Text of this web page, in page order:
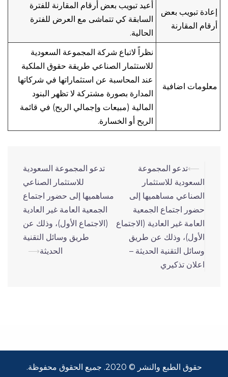
إعادة تبويب بعض
أرقام المقارنة
أعيد تبويب بعض أرقام المقارنة للفترة
السابقة كي تتماشى مع العرض للفترة
الحالية.
معلومات اضافية
نظراً لاتباع شركة المجموعة السعودية
للاستثمار الصناعي طريقة حقوق الملكية
عند المحاسبة عن استثماراتها في شركاتها
المدارة بصورة مشتركة لا تظهر البنود
المالية (مبيعات وإجمالي الربح) في قائمة
الربح أو الخسارة.
تصفّح
المقالات
⟵تدعو المجموعة
السعودية للاستثمار
الصناعي مساهميها إلى
حضور اجتماع الجمعية
العامة غير العادية (الاجتماع
الأول)، وذلك عن طريق
وسائل التقنية الحديثة –
اعلان تذكيري
تدعو المجموعة السعودية
للاستثمار الصناعي
مساهميها إلى حضور اجتماع
الجمعية العامة غير العادية
(الاجتماع الأول)، وذلك عن
طريق وسائل التقنية
الحديثة⟶
حقوق الطبع والنشر © 2020. جميع الحقوق محفوظة.